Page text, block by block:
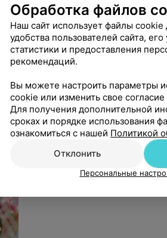
Обработка файлов
Наш сайт использует файлы cookie
удобства пользователей сайта,
статистики и предоставления
рекомендаций.
Вы можете настроить параметры
cookie или изменить свое
Для получения дополнительной
сроках и порядке использования
ознакомиться с нашей Политикой
Отклонить
Персональные